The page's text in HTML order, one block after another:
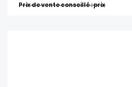
Prix ​​de vente conseillé : prix